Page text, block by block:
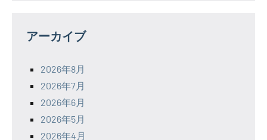
アーカイブ
2026年8月
2026年7月
2026年6月
2026年5月
2026年4月